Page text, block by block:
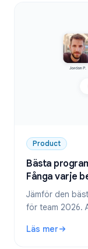
Product
Bästa
Fånga varje
Jämför den
för team 2026.
möte.
Läs mer
: Bästa